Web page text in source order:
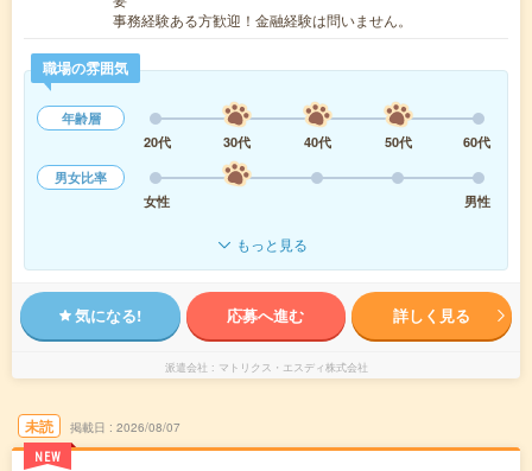
事務経験ある方歓迎！金融経験は問いません。
職場の雰囲気
年齢層
20代
30代 40代 50代
60代
男女比率
女性
男性
もっと見る
気になる! 応募へ進む 詳しく見る
派遣会社 マトリクス・エスディ株式会社
未読
NEW
掲載日 2026/08/07